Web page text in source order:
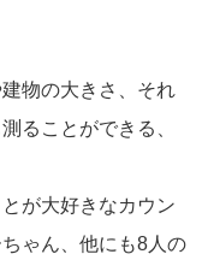
物の大きさ、それ
ることができる、
が大好きなカウン
ゃん、他にも8 人の